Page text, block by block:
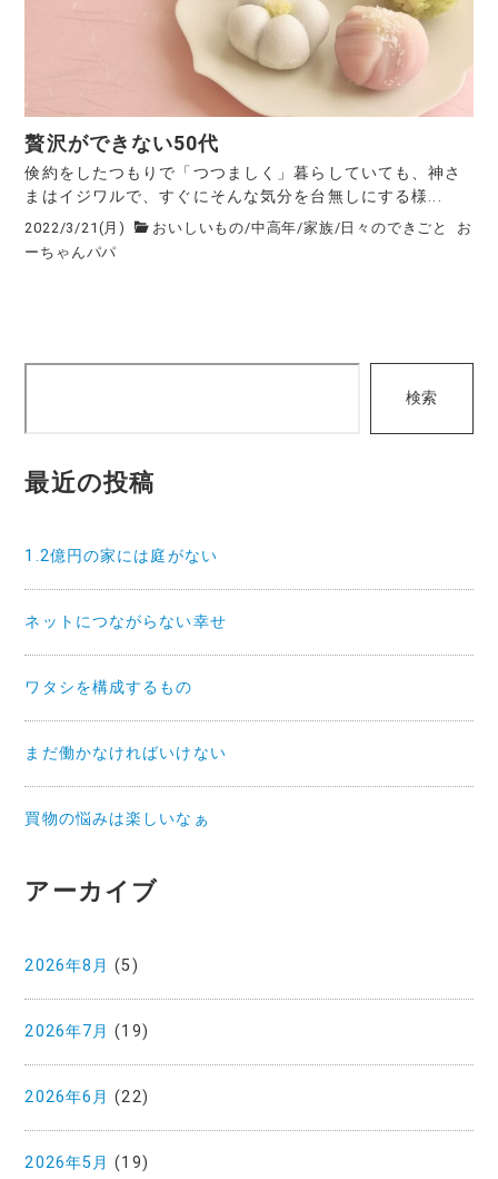
贅沢ができない50代
倹約をしたつもりで「つつましく」暮らしていても、神さ
まはイジワルで、すぐにそんな気分を台無しにする様...
2022/3/21(月) おいしいもの/中高年/家族/日々のできごと
お
ーちゃんパパ
検索
最近の投稿
1.2億円の家には庭がない
ネットにつながらない幸せ
ワタシを構成するもの
まだ働かなければいけない
買物の悩みは楽しいなぁ
アーカイブ
2026年8月 (5)
2026年7月 (19)
2026年6月 (22)
2026年5月 (19)